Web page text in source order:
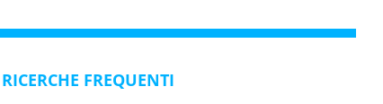
RICERCHE FREQUENTI